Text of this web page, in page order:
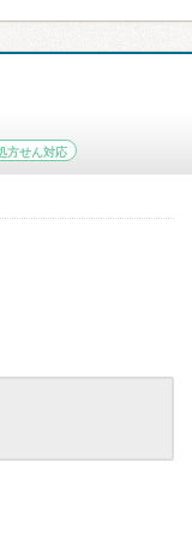
方せん対応